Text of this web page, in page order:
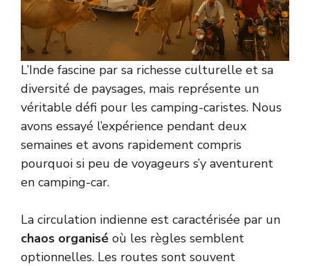
L’Inde fascine par sa richesse culturelle et sa
diversité de paysages, mais représente un
véritable défi pour les camping-caristes. Nous
avons essayé l’expérience pendant deux
semaines et avons rapidement compris
pourquoi si peu de voyageurs s’y aventurent
en camping-car.
La circulation indienne est caractérisée par un
chaos organisé où les règles semblent
optionnelles. Les routes sont souvent